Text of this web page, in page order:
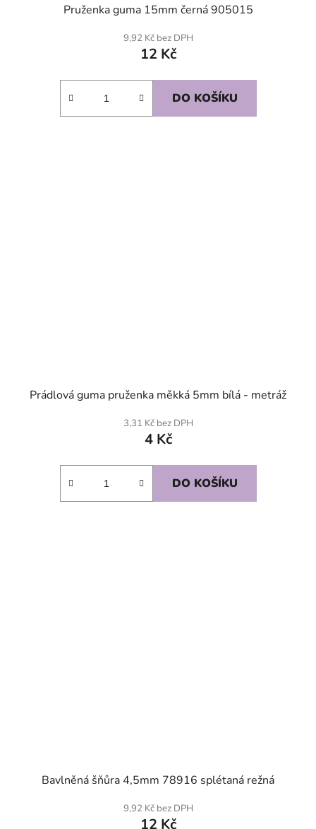
Pruženka guma 15mm černá 905015
9,92 Kč bez DPH
12 Kč
DO KOŠÍKU
Prádlová guma pruženka měkká 5mm bílá - metráž
3,31 Kč bez DPH
4 Kč
DO KOŠÍKU
Bavlněná šňůra 4,5mm 78916 splétaná režná
9,92 Kč bez DPH
12 Kč